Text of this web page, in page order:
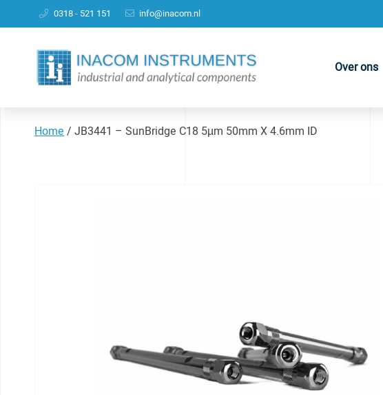
0318 - 521 151 info@inacom.nl
Over ons
Home/ JB3441 – SunBridge C18 5µm 50mm X 4.6mm ID